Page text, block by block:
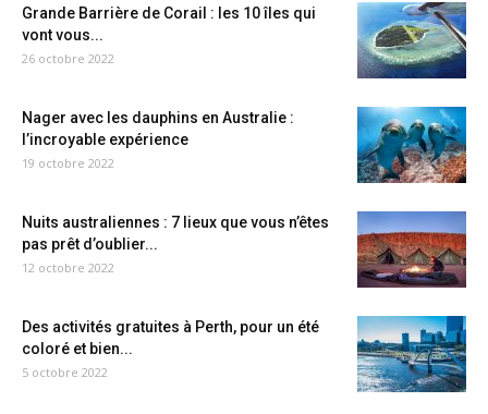
Grande Barrière de Corail : les 10 îles qui
vont vous...
26 octobre 2022
Nager avec les dauphins en Australie :
l’incroyable expérience
19 octobre 2022
Nuits australiennes : 7 lieux que vous n’êtes
pas prêt d’oublier...
12 octobre 2022
Des activités gratuites à Perth, pour un été
coloré et bien...
5 octobre 2022